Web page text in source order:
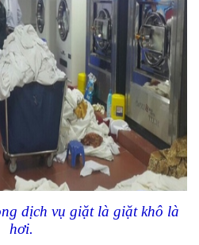
dịch vụ giặt là giặt khô là
hơi.